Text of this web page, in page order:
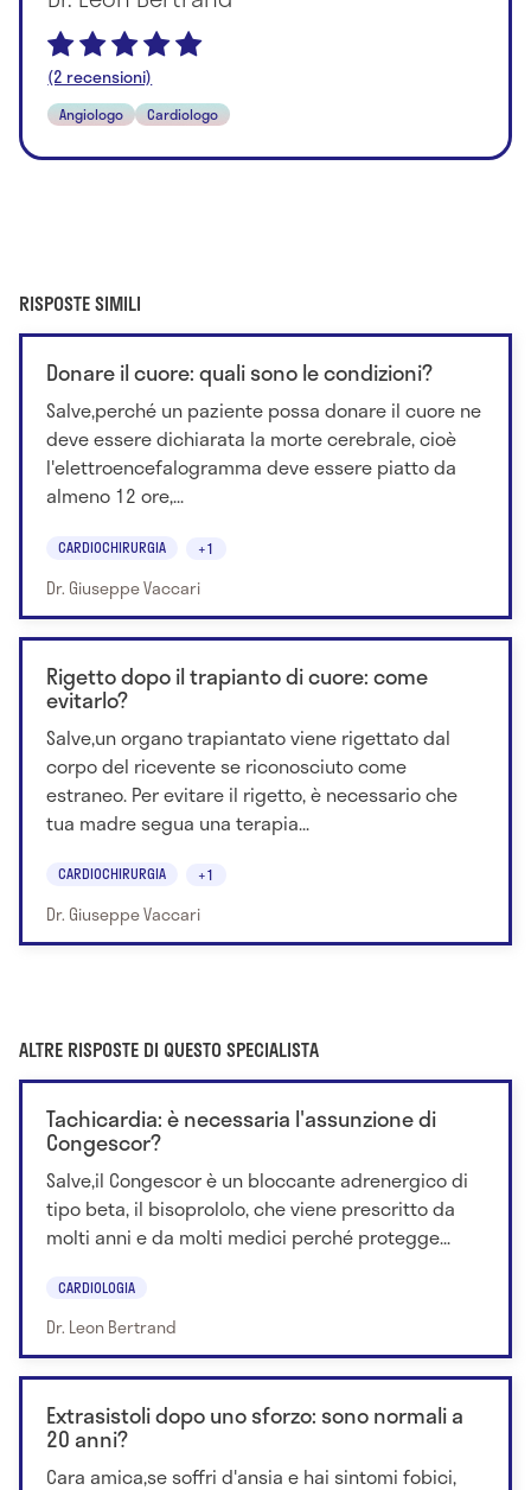
(2 recensioni)
Angiologo Cardiologo
RISPOSTE SIMILI
Donare il cuore: quali sono le condizioni?
Salve,perché un paziente possa donare il cuore ne
deve essere dichiarata la morte cerebrale, cioè
l'elettroencefalogramma deve essere piatto da
almeno 12 ore,...
CARDIOCHIRURGIA +1
Dr. Giuseppe Vaccari
Rigetto dopo il trapianto di cuore: come
evitarlo?
Salve,un organo trapiantato viene rigettato dal
corpo del ricevente se riconosciuto come
estraneo. Per evitare il rigetto, è necessario che
tua madre segua una terapia...
CARDIOCHIRURGIA +1
Dr. Giuseppe Vaccari
ALTRE RISPOSTE DI QUESTO SPECIALISTA
Tachicardia: è necessaria l'assunzione di
Congescor?
Salve,il Congescor è un bloccante adrenergico di
tipo beta, il bisoprololo, che viene prescritto da
molti anni e da molti medici perché protegge...
CARDIOLOGIA
Dr. Leon Bertrand
Extrasistoli dopo uno sforzo: sono normali a
20 anni?
Cara amica,se soffri d'ansia e hai sintomi fobici,